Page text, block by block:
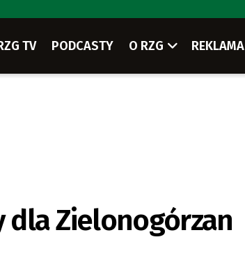
TV PODCASTY O RZG REKLAMA
dla Zielonogórzan